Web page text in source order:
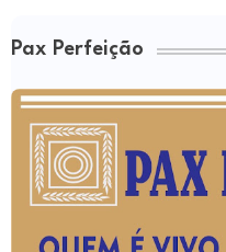
Pax Perfeição